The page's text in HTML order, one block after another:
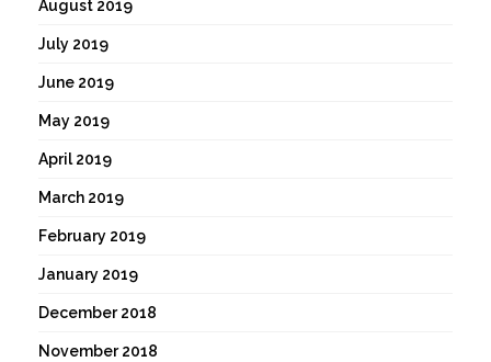
August 2019
July 2019
June 2019
May 2019
April 2019
March 2019
February 2019
January 2019
December 2018
November 2018